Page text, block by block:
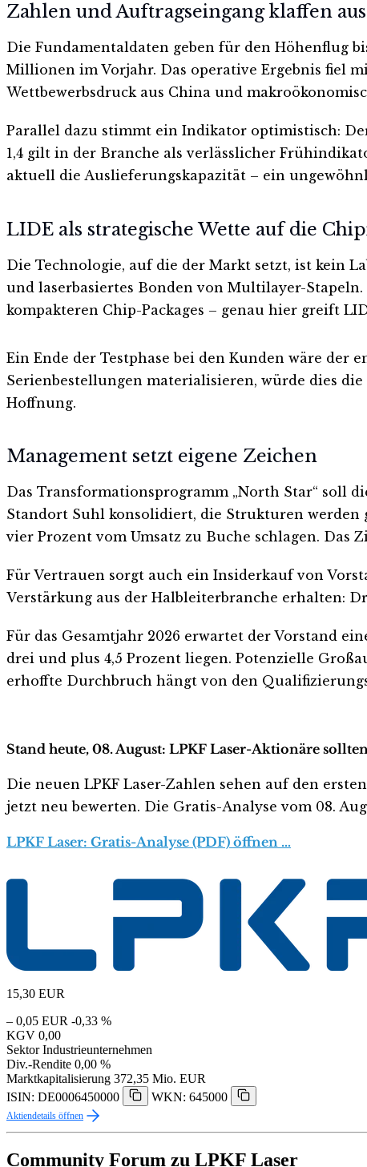
Zahlen und Auftragseingang klaffen
Die Fundamentaldaten geben für den Höhenflug
Millionen im Vorjahr. Das operative Ergebnis fiel
Wettbewerbsdruck aus China und
Parallel dazu stimmt ein Indikator optimistisch:
1,4 gilt in der Branche als verlässlicher
aktuell die Auslieferungskapazität – ein
LIDE als strategische Wette auf die
Die Technologie, auf die der Markt setzt, ist kein
und laserbasiertes Bonden von Multilayer-
kompakteren Chip-Packages – genau hier greift
Ein Ende der Testphase bei den Kunden wäre
Serienbestellungen materialisieren, würde dies
Hoffnung.
Management setzt eigene Zeichen
Das Transformationsprogramm „North Star“ soll
Standort Suhl konsolidiert, die Strukturen
vier Prozent vom Umsatz zu Buche schlagen. Das
Für Vertrauen sorgt auch ein Insiderkauf von
Verstärkung aus der Halbleiterbranche erhalten:
Für das Gesamtjahr 2026 erwartet der Vorstand
drei und plus 4,5 Prozent liegen. Potenzielle
erhoffte Durchbruch hängt von den
Stand heute, 08. August: LPKF Laser-Aktionäre
Die neuen LPKF Laser-Zahlen sehen auf den
jetzt neu bewerten. Die Gratis-Analyse vom 08.
LPKF Laser: Gratis-Analyse (PDF) öffnen …
15,30 EUR
– 0,05 EUR -0,33 %
KGV 0,00
Sektor Industrieunternehmen
Div.-Rendite 0,00 %
Marktkapitalisierung 372,35 Mio. EUR
ISIN: DE0006450000
WKN: 645000
Aktiendetails öffnen
Community Forum zu LPKF Laser